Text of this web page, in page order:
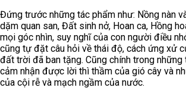
Đứng trước những tác phẩm như: Nồng nàn
dặm quan san, Đất sinh nở, Hoan ca, Hồng
mọi góc nhìn, suy nghĩ của con người điều
cũng tự đặt câu hỏi về thái độ, cách ứng xử
đất trời đã ban tặng. Cũng chính trong những
cảm nhận được lời thì thầm của gió cây và
của cội rễ và mạch ngầm của nước.